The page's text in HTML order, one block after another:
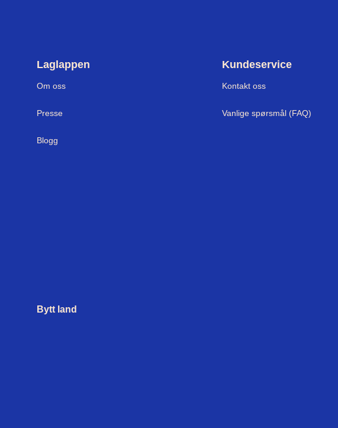
Laglappen
Om oss
Presse
Blogg
Kundeservice
Kontakt oss
Vanlige spørsmål (FAQ)
Bytt land